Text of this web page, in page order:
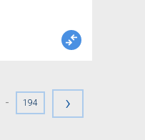
- 194 ›